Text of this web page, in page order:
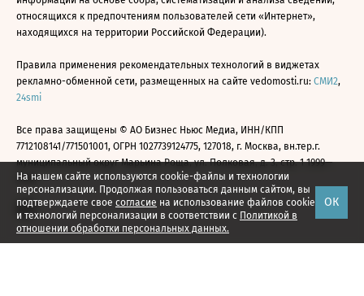
На нашем сайте используются cookie-файлы и технологии
персонализации. Продолжая пользоваться данным сайтом, вы
подтверждаете свое согласие на использование файлов cookie
и технологий персонализации в соответствии с Политикой в
отношении обработки персональных данных.
ОК
относящихся к предпочтениям пользователей сети «Интернет»,
находящихся на территории Российской Федерации).
Правила применения рекомендательных технологий в виджетах
рекламно-обменной сети, размещенных на сайте vedomosti.ru: СМИ2,
24smi
Все права защищены © АО Бизнес Ньюс Медиа, ИНН/КПП
7712108141/771501001, ОГРН 1027739124775, 127018, г. Москва, вн.тер.г.
муниципальный округ Марьина Роща, ул. Полковая, д. 3, стр. 1 1999—
2026